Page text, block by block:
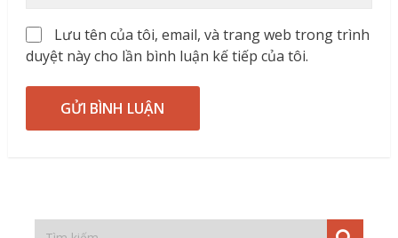
Lưu tên của tôi, email, và trang web trong trình
duyệt này cho lần bình luận kế tiếp của tôi.